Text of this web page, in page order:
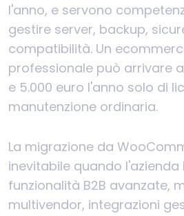
l'anno, e servono
gestire server, backup,
compatibilità. Un
professionale può arrivare
e 5.000 euro l'anno solo di
manutenzione ordinaria.
La migrazione da
inevitabile quando
funzionalità B2B avanzate,
multivendor, integrazioni